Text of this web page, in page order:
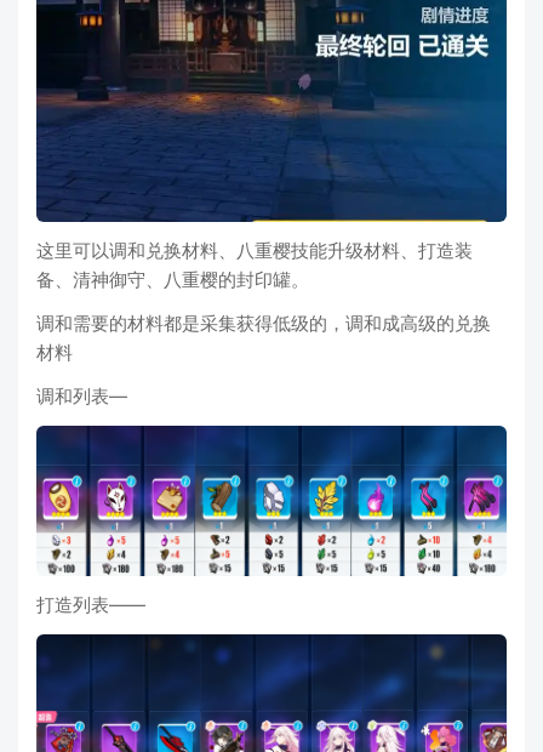
这里可以调和兑换材料、八重樱技能升级材料、打造装
备、清神御守、八重樱的封印罐。
调和需要的材料都是采集获得低级的，调和成高级的兑换
材料
调和列表—
打造列表——